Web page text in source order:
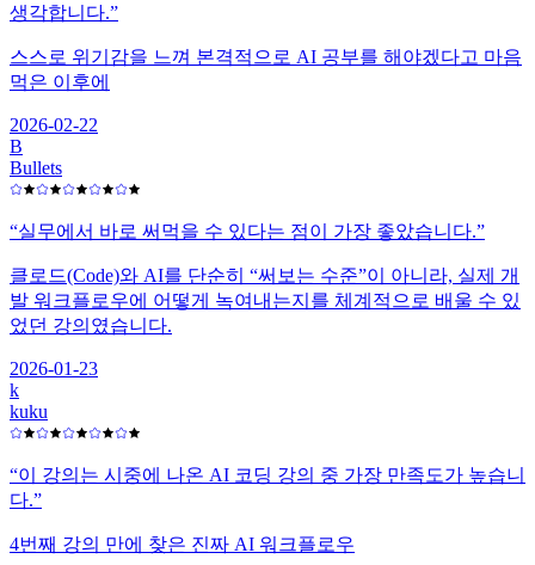
생각합니다.”
스스로 위기감을 느껴 본격적으로 AI 공부를 해야겠다고 마음
먹은 이후에
2026-02-22
B
Bullets
“실무에서 바로 써먹을 수 있다는 점이 가장 좋았습니다.”
클로드(Code)와 AI를 단순히 “써보는 수준”이 아니라, 실제 개
발 워크플로우에 어떻게 녹여내는지를 체계적으로 배울 수 있
었던 강의였습니다.
2026-01-23
k
kuku
“이 강의는 시중에 나온 AI 코딩 강의 중 가장 만족도가 높습니
다.”
4번째 강의 만에 찾은 진짜 AI 워크플로우